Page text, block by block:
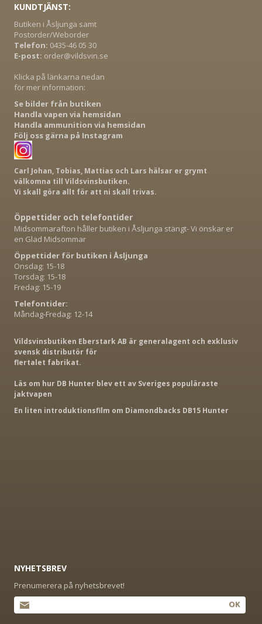
KUNDTJÄNST:
Butiken i Åsljunga samt
Postorder/Weborder
Telefon: 0435-46 05 30
E-post: order@vildsvin.se
Klicka på länkarna nedan
för mer information:
Se bilder från butiken
Handla vapen via hemsidan
Handla ammunition via hemsidan
Följ oss gärna på Instagram
Carl Johan, Tobias, Mattias och Lars hälsar er grymt
välkomna till Vildsvinsbutiken.
Vi skall göra allt för att ni skall trivas.
Öppettider och telefontider
Midsommarafton håller butiken i Åsljunga stängt- Vi önskar er
en Glad Midsommar
Öppettider för butiken i Åsljunga
Onsdag: 15-18
Torsdag: 15-18
Fredag: 15-19
Telefontider:
Måndag-Fredag: 12-14
Vildsvinsbutiken Eberstark AB är generalagent och exklusiv
svensk distributör för
flertalet fabrikat.
Läs om hur DB Hunter blev ett av Sveriges populäraste
jaktvapen
En liten introduktionsfilm om Diamondbacks DB15 Hunter
NYHETSBREV
Prenumerera på nyhetsbrevet!
OK